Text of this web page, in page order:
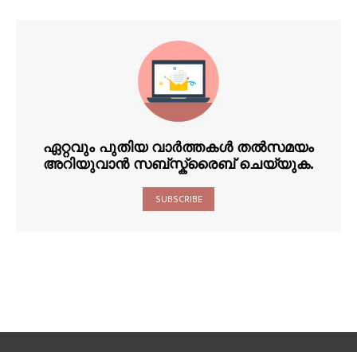
ഏറ്റവും പുതിയ വാർത്തകൾ തൽസമയം
അറിയുവാൻ സബ്സ്ക്രൈബ് ചെയ്യുക.
SUBSCRIBE